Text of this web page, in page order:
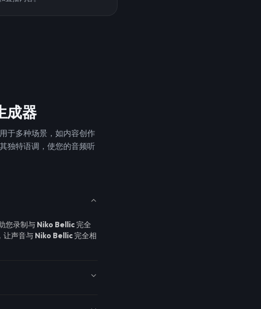
成器
于多种场景，如内容创作
独特语调，使您的音频听
您录制与 Niko Bellic 完全
让声音与 Niko Bellic 完全相